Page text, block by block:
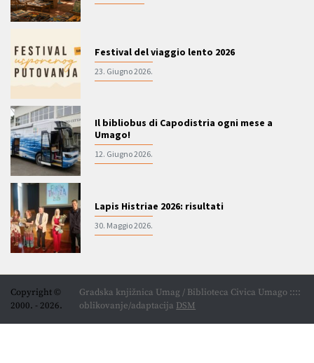
Festival del viaggio lento 2026
23. Giugno 2026.
Il bibliobus di Capodistria ogni mese a
Umago!
12. Giugno 2026.
Lapis Histriae 2026: risultati
30. Maggio 2026.
Copyright ©
2000. - 2026.
Gradska knjižnica Umag / Biblioteca Civica Umago ::::
oblikovanje/adaptacija DSM